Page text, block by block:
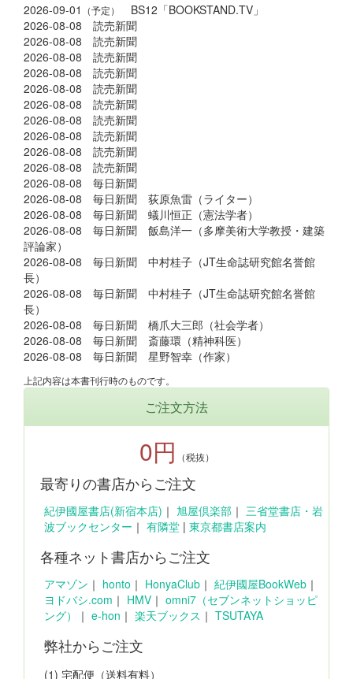
2026-09-01 （予定）
BS12「BOOKSTAND.TV」
2026-08-08 読売新聞
2026-08-08 読売新聞
2026-08-08 読売新聞
2026-08-08 読売新聞
2026-08-08 読売新聞
2026-08-08 読売新聞
2026-08-08 読売新聞
2026-08-08 読売新聞
2026-08-08 読売新聞
2026-08-08 読売新聞
2026-08-08 毎日新聞
2026-08-08 毎日新聞 荻原魚雷（ライター）
2026-08-08 毎日新聞 蟻川恒正（憲法学者）
2026-08-08 毎日新聞 飯島洋一（多摩美術大学教授・建築
評論家）
2026-08-08 毎日新聞 中村桂子（JT生命誌研究館名誉館
長）
2026-08-08 毎日新聞 中村桂子（JT生命誌研究館名誉館
長）
2026-08-08 毎日新聞 橋爪大三郎（社会学者）
2026-08-08 毎日新聞 斎藤環（精神科医）
2026-08-08 毎日新聞 星野智幸（作家）
上記内容は本書刊行時のものです。
ご注文方法
0円 （税抜）
最寄りの書店からご注文
紀伊國屋書店(新宿本店) ｜ 旭屋倶楽部 ｜ 三省堂書店・岩
波ブックセンター ｜ 有隣堂 | 東京都書店案内
各種ネット書店からご注文
アマゾン ｜ honto ｜ HonyaClub ｜ 紀伊國屋BookWeb ｜
ヨドバシ.com ｜ HMV ｜ omni7（セブンネットショッピ
ング）
｜ e-hon ｜ 楽天ブックス ｜ TSUTAYA
弊社からご注文
(1) 宅配便（送料有料）